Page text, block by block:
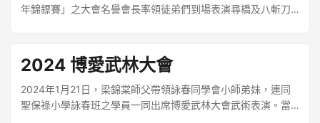
年錦鏢賽」之大會名譽會長率領徒弟們到場表演尋橋及八斬刀
2024 博愛武林大會
2024年1月21日，梁錦棠師父帶領詠春同學會小師弟妹，連同
聖保祿小學詠春班之學員一同出席博愛武林大會武術表演。當